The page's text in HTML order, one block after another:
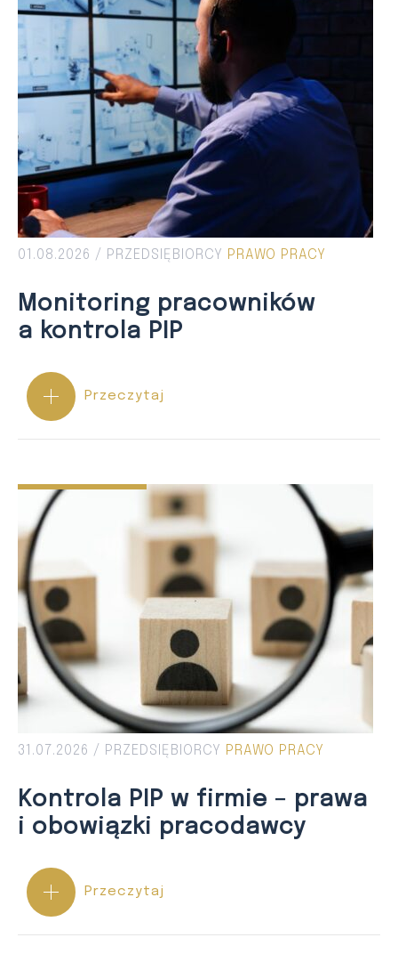
01.08.2026 / PRZEDSIĘBIORCY PRAWO PRACY
Monitoring pracowników
a kontrola PIP
Przeczytaj
31.07.2026 / PRZEDSIĘBIORCY PRAWO PRACY
Kontrola PIP w firmie – prawa
i obowiązki pracodawcy
Przeczytaj